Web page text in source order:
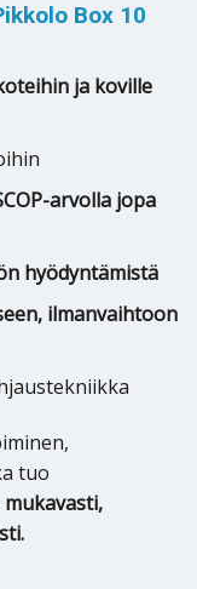
Box 10
ja koville
arvolla jopa
hyödyntämistä
ilmanvaihtoon
tuo
mukavasti,